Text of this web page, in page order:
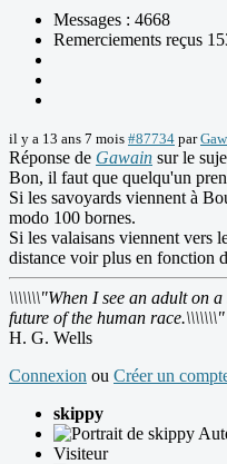
Messages : 4668
Remerciements reçus
il y a 13 ans 7 mois #87734 par
Réponse de Gawain sur le
Bon, il faut que quelqu'un
Si les savoyards viennent à
modo 100 bornes.
Si les valaisans viennent vers
distance voir plus en fonction
\\\\\\\"When I see an adult on
future of the human race.\\\\\\\"
H. G. Wells
Connexion ou Créer un
skippy
Visiteur